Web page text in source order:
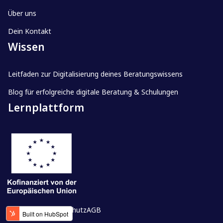
Herausforderungen. Wir freuen uns auch
Über uns
Dein Kontakt
Wissen
Leitfaden zur Digitalisierung deines Beratungswissens
Blog für erfolgreiche digitale Beratung & Schulungen
Lernplattform
ImpressumDatenschutzAGB